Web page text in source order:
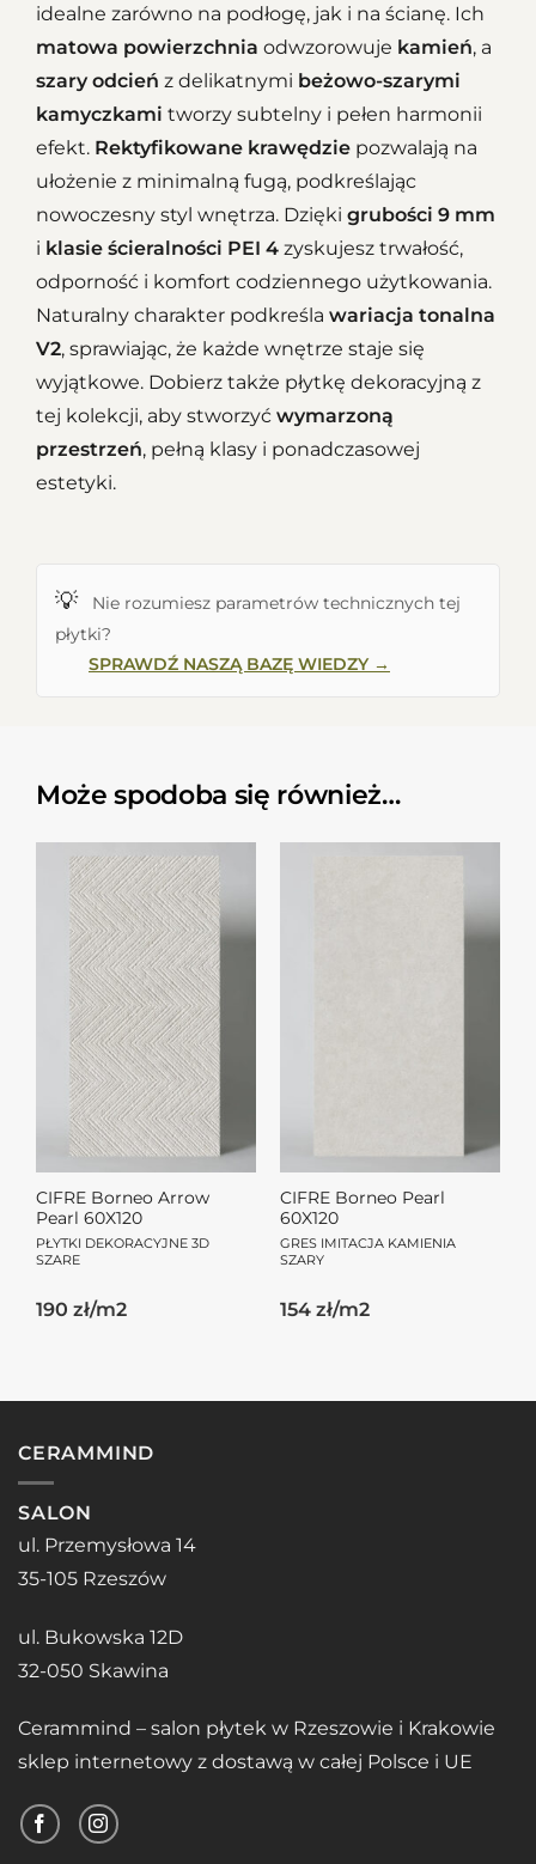
idealne zarówno na podłogę, jak i na ścianę. Ich
matowa powierzchnia odwzorowuje kamień, a
szary odcień z delikatnymi beżowo-szarymi
kamyczkami tworzy subtelny i pełen harmonii
efekt. Rektyfikowane krawędzie pozwalają na
ułożenie z minimalną fugą, podkreślając
nowoczesny styl wnętrza. Dzięki grubości 9 mm
i klasie ścieralności PEI 4 zyskujesz trwałość,
odporność i komfort codziennego użytkowania.
Naturalny charakter podkreśla wariacja tonalna
V2, sprawiając, że każde wnętrze staje się
wyjątkowe. Dobierz także płytkę dekoracyjną z
tej kolekcji, aby stworzyć wymarzoną
przestrzeń, pełną klasy i ponadczasowej
estetyki.
💡
Nie rozumiesz parametrów technicznych tej
płytki?
SPRAWDŹ NASZĄ BAZĘ WIEDZY →
Może spodoba się również…
CIFRE Borneo Arrow
Pearl 60X120
PŁYTKI DEKORACYJNE 3D
SZARE
190 zł/m2
CIFRE Borneo Pearl
60X120
GRES IMITACJA KAMIENIA
SZARY
154 zł/m2
CERAMMIND
SALON
ul. Przemysłowa 14
35-105 Rzeszów
ul. Bukowska 12D
32-050 Skawina
Cerammind – salon płytek w Rzeszowie i Krakowie
sklep internetowy z dostawą w całej Polsce i UE